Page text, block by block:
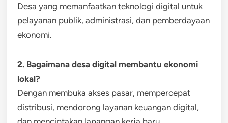
Desa yang memanfaatkan teknologi digital untuk
pelayanan publik, administrasi, dan pemberdayaan
ekonomi.
2. Bagaimana desa digital membantu ekonomi
lokal?
Dengan membuka akses pasar, mempercepat
distribusi, mendorong layanan keuangan digital,